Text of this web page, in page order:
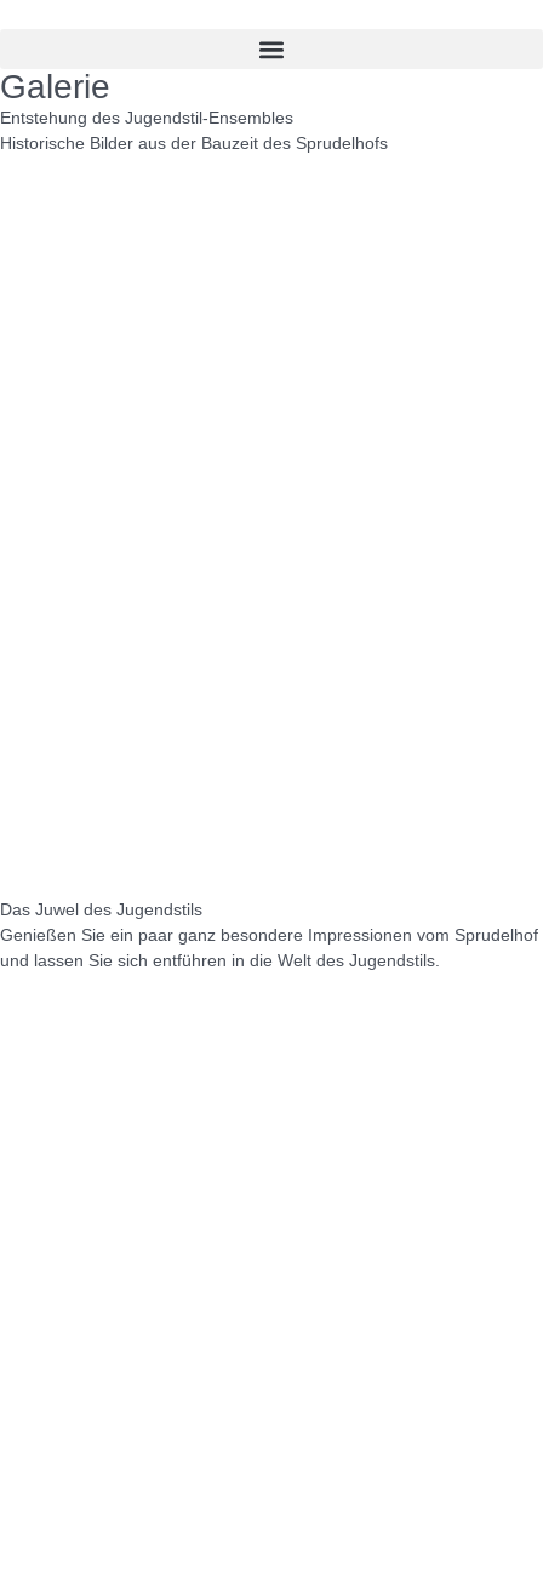
Galerie
Entstehung des Jugendstil-Ensembles
Historische Bilder aus der Bauzeit des Sprudelhofs
Das Juwel des Jugendstils
Genießen Sie ein paar ganz besondere Impressionen vom Sprudelhof
und lassen Sie sich entführen in die Welt des Jugendstils.